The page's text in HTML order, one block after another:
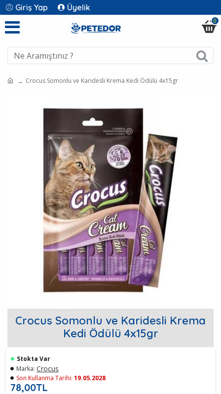
Giriş Yap Üyelik
0
Crocus Somonlu ve Karidesli Krema Kedi Ödülü 4x15gr
Crocus Somonlu ve Karidesli Krema
Kedi Ödülü 4x15gr
78,00TL
Stokta Var
Marka: Crocus
Son Kullanma Tarihi: 19.05.2028